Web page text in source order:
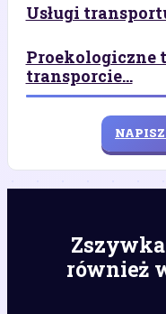
Usługi
Proekologiczne
transporcie...
również